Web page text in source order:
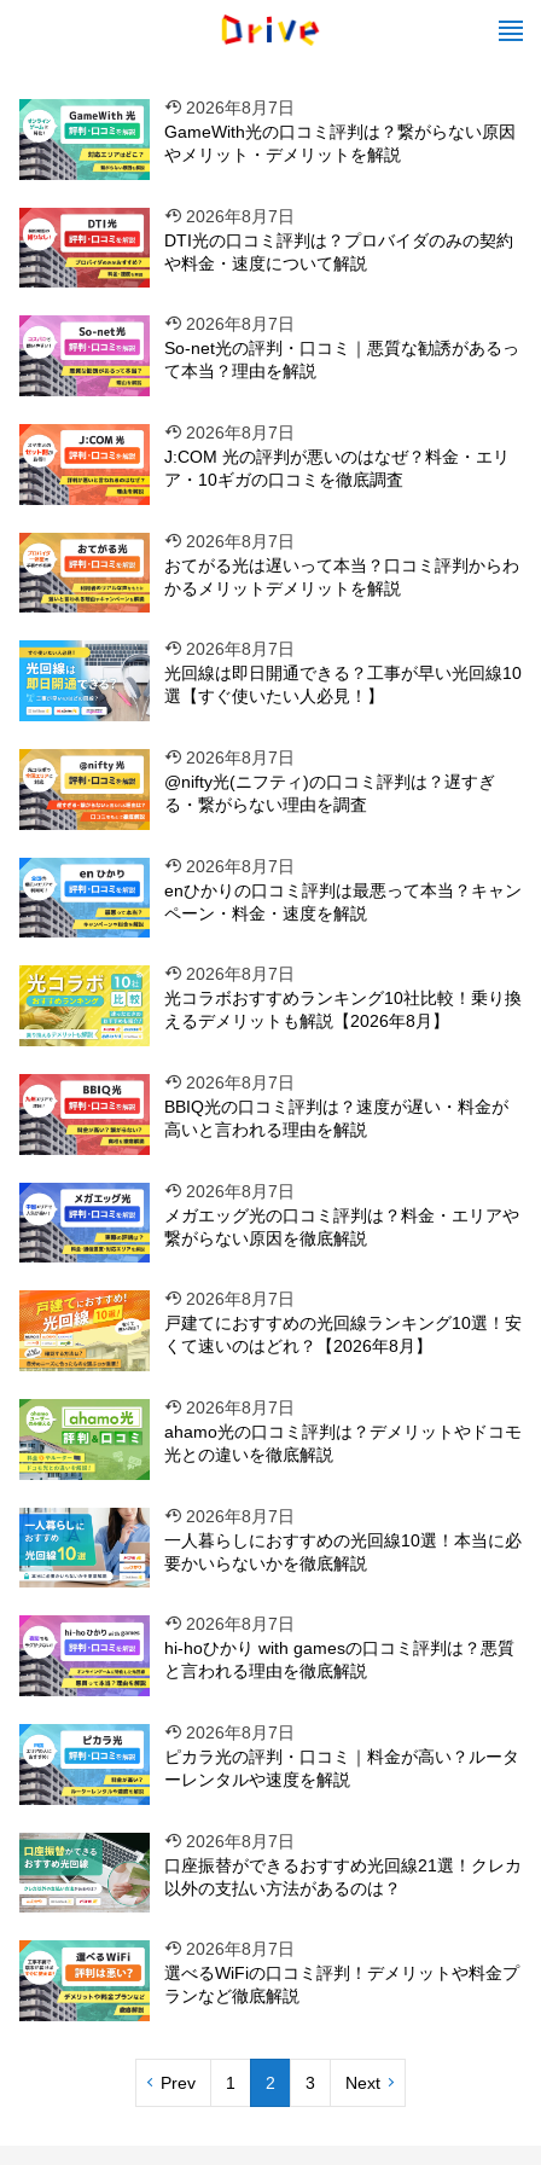
2026年8月7日
GameWith光の口コミ評判は？繋がらない原因
やメリット・デメリットを解説
2026年8月7日
DTI光の口コミ評判は？プロバイダのみの契約
や料金・速度について解説
2026年8月7日
So-net光の評判・口コミ｜悪質な勧誘があるっ
て本当？理由を解説
2026年8月7日
J:COM 光の評判が悪いのはなぜ？料金・エリ
ア・10ギガの口コミを徹底調査
2026年8月7日
おてがる光は遅いって本当？口コミ評判からわ
かるメリットデメリットを解説
2026年8月7日
光回線は即日開通できる？工事が早い光回線10
選【すぐ使いたい人必見！】
2026年8月7日
@nifty光(ニフティ)の口コミ評判は？遅すぎ
る・繋がらない理由を調査
2026年8月7日
enひかりの口コミ評判は最悪って本当？キャン
ペーン・料金・速度を解説
2026年8月7日
光コラボおすすめランキング10社比較！乗り換
えるデメリットも解説【2026年8月】
2026年8月7日
BBIQ光の口コミ評判は？速度が遅い・料金が
高いと言われる理由を解説
2026年8月7日
メガエッグ光の口コミ評判は？料金・エリアや
繋がらない原因を徹底解説
2026年8月7日
戸建てにおすすめの光回線ランキング10選！安
くて速いのはどれ？【2026年8月】
2026年8月7日
ahamo光の口コミ評判は？デメリットやドコモ
光との違いを徹底解説
2026年8月7日
一人暮らしにおすすめの光回線10選！本当に必
要かいらないかを徹底解説
2026年8月7日
hi-hoひかり with gamesの口コミ評判は？悪質
と言われる理由を徹底解説
2026年8月7日
ピカラ光の評判・口コミ｜料金が高い？ルータ
ーレンタルや速度を解説
2026年8月7日
口座振替ができるおすすめ光回線21選！クレカ
以外の支払い方法があるのは？
2026年8月7日
選べるWiFiの口コミ評判！デメリットや料金プ
ランなど徹底解説
Prev 1 2 3 Next